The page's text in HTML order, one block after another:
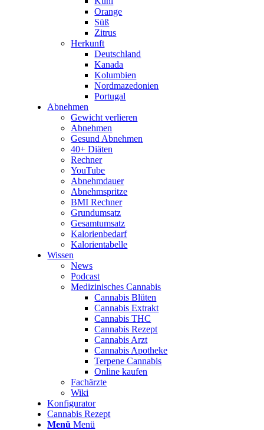
Orange
Süß
Zitrus
Herkunft
Deutschland
Kanada
Kolumbien
Nordmazedonien
Portugal
Abnehmen
Gewicht verlieren
Abnehmen
Gesund Abnehmen
40+ Diäten
Rechner
YouTube
Abnehmdauer
Abnehmspritze
BMI Rechner
Grundumsatz
Gesamtumsatz
Kalorienbedarf
Kalorientabelle
Wissen
News
Podcast
Medizinisches Cannabis
Cannabis Blüten
Cannabis Extrakt
Cannabis THC
Cannabis Rezept
Cannabis Arzt
Cannabis Apotheke
Terpene Cannabis
Online kaufen
Fachärzte
Wiki
Konfigurator
Cannabis Rezept
Menü Menü